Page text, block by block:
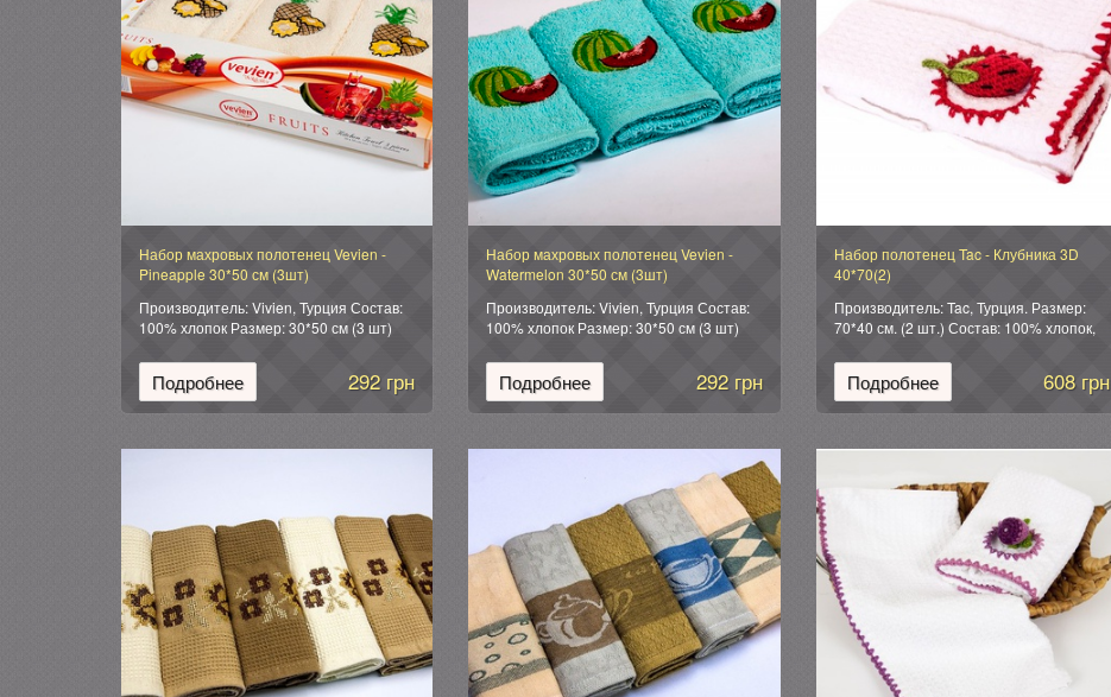
Набор махровых полотенец Vevien -
Pineapple 30*50 см (3шт)
Производитель: Vivien, Турция Состав:
100% хлопок Размер: 30*50 см (3 шт)
Подробнее 292 грн
Набор махровых полотенец Vevien -
Watermelon 30*50 см (3шт)
Производитель: Vivien, Турция Состав:
100% хлопок Размер: 30*50 см (3 шт)
Подробнее 292 грн
Набор полотенец Tac - Клубника 3D
40*70(2)
Производитель: Tac, Турция. Размер:
70*40 см. (2 шт.) Состав: 100% хлопок,
Cherry (вишня), Avocado (авокадо),
Strawberry (клубника), Plum (слива)
Упаковка: подарочная коробка.
Подробнее 608 грн